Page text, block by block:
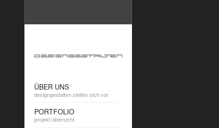
ÜBER UNS
designgestalten stellen sich vor
PORTFOLIO
projekt-übersicht